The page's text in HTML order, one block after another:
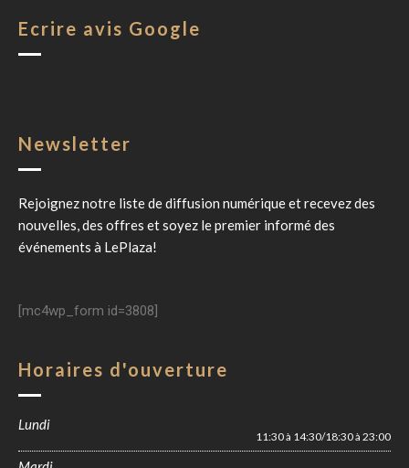
Ecrire avis Google
Newsletter
Rejoignez notre liste de diffusion numérique et recevez des
nouvelles, des offres et soyez le premier informé des
événements à LePlaza!
[mc4wp_form id=3808]
Horaires d'ouverture
Lundi
11:30 à 14:30/18:30 à 23:00